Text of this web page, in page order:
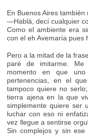
En Buenos Aires
—Hablá, decí cualquier
Como el ambiente era
con el eh Avemaría pues
Pero a la mitad de la
paré de imitarme.
momento en que
pertenencias, en el
tampoco quiere no
tierra ajena en la que
simplemente quiere ser
luchar con eso ni
vez llegue a sentirse
Sin complejos y sin